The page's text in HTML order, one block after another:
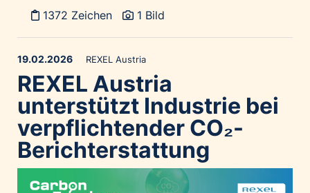
1372 Zeichen
1 Bild
19.02.2026 REXEL Austria
REXEL Austria
unterstützt Industrie bei
verpflichtender CO₂-
Berichterstattung